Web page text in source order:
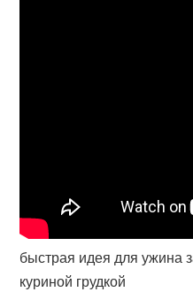
быстрая идея для ужина
куриной грудкой